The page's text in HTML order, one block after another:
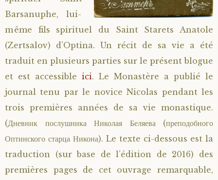
Saint Sophrony l’Athonite
Sainte Xenia
Sainte Matrone de Moscou
Staritsa Marie Makovkine
Natalia de Vyritsa
Staritsa Anastasia
Archimandrite Lazare (Abachidzé)
Geronda Arsenios le Spiléote
Gerondissa Makrina (Vassopoulou)
Archimandrite Nathanaël (Pospelov)
Père Héliodore
Barsanuphe, lui-
même fils spirituel du Saint Starets Anatole
(Zertsalov) d’Optina. Un récit de sa vie a été
traduit en plusieurs parties sur le présent blogue
et est accessible ici. Le Monastère a publié le
journal tenu par le novice Nicolas pendant les
trois premières années de sa vie monastique.
(Дневник послушника Николая Беляева (преподобного
Оптинского старца Никона). Le texte ci-dessous est la
traduction (sur base de l’édition de 2016) des
premières pages de cet ouvrage remarquable,